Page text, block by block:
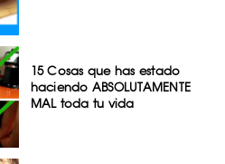
15 Cosas que has estado
haciendo ABSOLUTAMENTE
MAL toda tu vida